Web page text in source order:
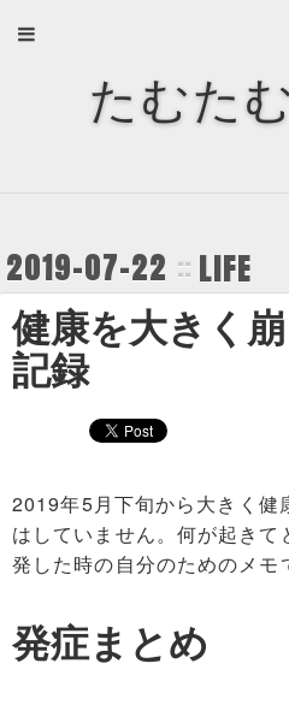
たむた
2019-07-22 LIFE
健康を大きく
記録
2019年5月下旬から大きく健
はしていません。何が起き
発した時の自分のためのメモ
発症まとめ
Home
About
Recents
Categories
Tag Cloud